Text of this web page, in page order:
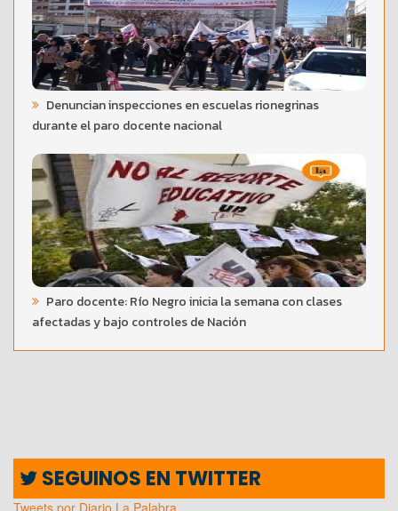
Denuncian inspecciones en escuelas rionegrinas
durante el paro docente nacional
Paro docente: Río Negro inicia la semana con clases
afectadas y bajo controles de Nación
SEGUINOS EN TWITTER
Tweets por Diario La Palabra